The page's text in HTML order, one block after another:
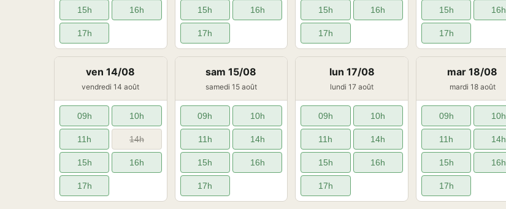
15h 16h
17h
15h 16h
17h
15h 16h
17h
15h 16h
17h
ven 14/08
vendredi 14 août
09h 10h
11h 14h
15h 16h
17h
sam 15/08
samedi 15 août
09h 10h
11h 14h
15h 16h
17h
lun 17/08
lundi 17 août
09h 10h
11h 14h
15h 16h
17h
mar 18/08
mardi 18 août
09h 10h
11h 14h
15h 16h
17h